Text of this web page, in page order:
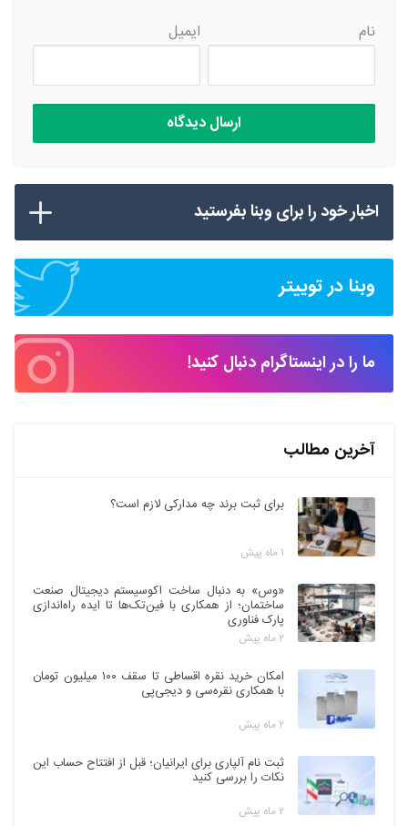
نام ایمیل
اخبار خود را برای وبنا بفرستید
وبنا در توییتر
ما را در اینستاگرام دنبال کنید!
آخرین مطالب
برای ثبت برند چه مدارکی لازم است؟
۱ ماه پیش
«وس» به دنبال ساخت اکوسیستم دیجیتال صنعت
ساختمان؛ از همکاری با فین‌تک‌ها تا ایده راه‌اندازی
پارک فناوری
۲ ماه پیش
امکان خرید نقره اقساطی تا سقف ۱۰۰ میلیون تومان
با همکاری نقره‌سی و دیجی‌پی
۲ ماه پیش
ثبت نام آلپاری برای ایرانیان؛ قبل از افتتاح حساب این
نکات را بررسی کنید
۲ ماه پیش